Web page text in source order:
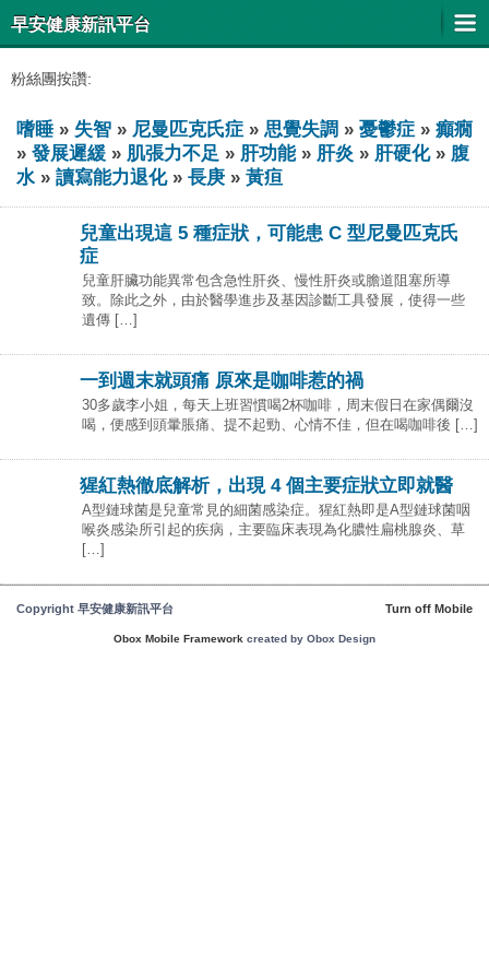
早安健康新訊平台
粉絲團按讚:
嗜睡 » 失智 » 尼曼匹克氏症 » 思覺失調 » 憂鬱症 » 癲癇
» 發展遲緩 » 肌張力不足 » 肝功能» 肝炎 » 肝硬化» 腹
水» 讀寫能力退化» 長庚 » 黃疸
兒童出現這 5 種症狀，可能患 C 型尼曼匹克氏
症
兒童肝臟功能異常包含急性肝炎、慢性肝炎或膽道阻塞所導
致。除此之外，由於醫學進步及基因診斷工具發展，使得一些
遺傳 […]
一到週末就頭痛 原來是咖啡惹的禍
30多歲李小姐，每天上班習慣喝2杯咖啡，周末假日在家偶爾沒
喝，便感到頭暈脹痛、提不起勁、心情不佳，但在喝咖啡後 […]
猩紅熱徹底解析，出現 4 個主要症狀立即就醫
Α型鏈球菌是兒童常見的細菌感染症。猩紅熱即是A型鏈球菌咽
喉炎感染所引起的疾病，主要臨床表現為化膿性扁桃腺炎、草
[…]
Copyright 早安健康新訊平台 Turn off Mobile
Obox Mobile Framework created by Obox Design